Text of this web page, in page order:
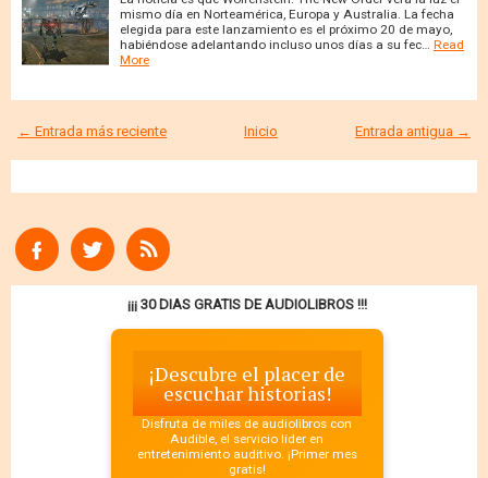
mismo día en Norteamérica, Europa y Australia. La fecha
elegida para este lanzamiento es el próximo 20 de mayo,
habiéndose adelantando incluso unos días a su fec…
Read
More
← Entrada más reciente Entrada antigua →
Inicio
¡¡¡ 30 DIAS GRATIS DE AUDIOLIBROS !!!
¡Descubre el placer de
escuchar historias!
Disfruta de miles de audiolibros con
Audible, el servicio líder en
entretenimiento auditivo. ¡Primer mes
gratis!